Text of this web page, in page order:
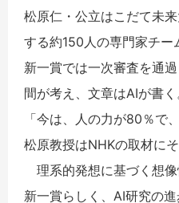
松原仁・公立はこだて未
する約150人の専門家チ
新一賞では一次審査を通
間が考え、文章はAIが書く
「今は、人の力が80％で
松原教授はNHKの取材にそ
理系的発想に基づく想
新一賞らしく、AI研究の